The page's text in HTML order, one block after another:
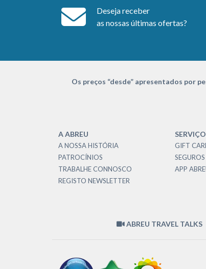
Deseja receber
as nossas últimas ofertas?
Os preços “desde” apresentados por
A ABREU
A NOSSA HISTÓRIA
PATROCÍNIOS
TRABALHE CONNOSCO
REGISTO NEWSLETTER
GIFT
APP
ABREU TRAVEL TALKS